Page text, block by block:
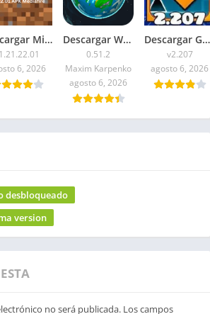
Descargar Minecraft 1.21.22.01 APK Mediafire
6, 2026
Descargar WorldBox Premium APK Todo Desbloqueado 2026
0.51.2
Maxim Karpenko
agosto 6, 2026
Descargar Geometry Dash 2.207 APK 2026 Todo Desbloqueado
v2.207
agosto 6, 2026
desbloqueado
version
no será publicada. Los campos